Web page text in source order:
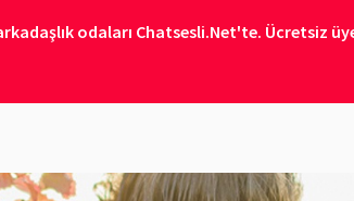
odaları Chatsesli.Net'te. Ücretsiz